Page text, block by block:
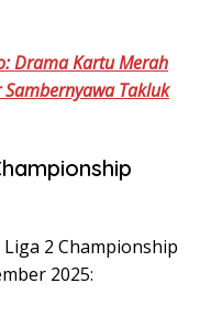
Drama Kartu Merah
Takluk
2 Championship
2025: